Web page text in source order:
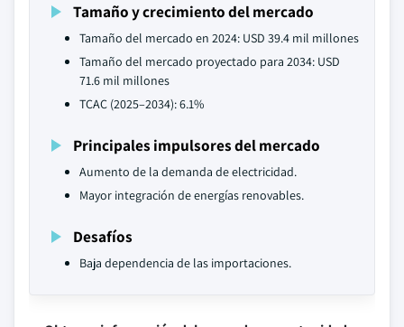
Tamaño y crecimiento del mercado
Tamaño del mercado en 2024: USD 39.4 mil millones
Tamaño del mercado proyectado para 2034: USD
71.6 mil millones
TCAC (2025–2034): 6.1%
Principales impulsores del mercado
Aumento de la demanda de electricidad.
Mayor integración de energías renovables.
Desafíos
Baja dependencia de las importaciones.